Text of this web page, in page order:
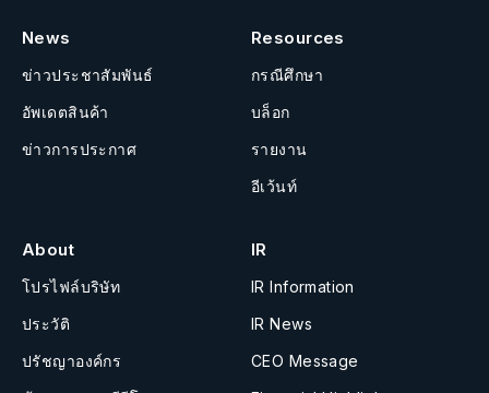
News
ข่าวประชาสัมพันธ์
อัพเดตสินค้า
ข่าวการประกาศ
Resources
กรณีศึกษา
บล็อก
รายงาน
อีเว้นท์
About
โปรไฟล์บริษัท
ประวัติ
ปรัชญาองค์กร
IR
IR Information
IR News
CEO Message